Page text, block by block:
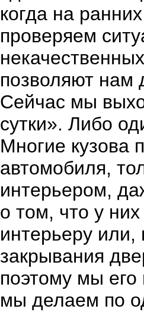
когда на
проверяем
позволяют нам
Сейчас мы
сутки». Либо
Многие кузова
автомобиля,
интерьером,
о том, что у
интерьеру
закрывания
поэтому мы
мы делаем по